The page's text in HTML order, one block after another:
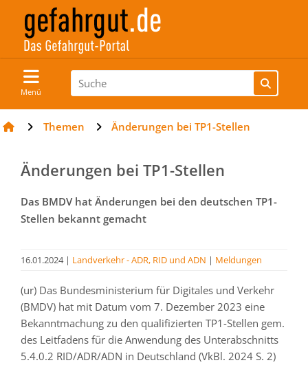
Menü
Themen Änderungen bei TP1-Stellen
Änderungen bei TP1-Stellen
Das BMDV hat Änderungen bei den deutschen TP1-
Stellen bekannt gemacht
16.01.2024| Landverkehr - ADR, RID und ADN | Meldungen
(ur) Das Bundesministerium für Digitales und Verkehr
(BMDV) hat mit Datum vom 7. Dezember 2023 eine
Bekanntmachung zu den qualifizierten TP1-Stellen gem.
des Leitfadens für die Anwendung des Unterabschnitts
5.4.0.2 RID/ADR/ADN in Deutschland (VkBl. 2024 S. 2)